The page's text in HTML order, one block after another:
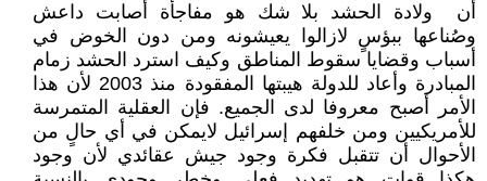
أن ولادة الحشد بلا شك هو مفاجأة أصابت داعش
وصُناعها ببؤسٍ لازالوا يعيشونه ومن دون الخوض في
أسباب وقضايا سقوط المناطق وكيف استرد الحشد زمام
المبادرة وأعاد للدولة هيبتها المفقودة منذ 2003 لأن هذا
الأمر أصبح معروفا لدى الجميع. فإن العقلية المتمرسة
للأمريكيين ومن خلفهم إسرائيل لايمكن في أي حالٍ من
الأحوال أن تتقبل فكرة وجود جيش عقائدي لأن وجود